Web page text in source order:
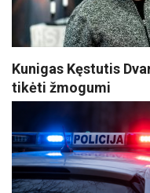
Kunigas Kęstutis
tikėti žmogumi